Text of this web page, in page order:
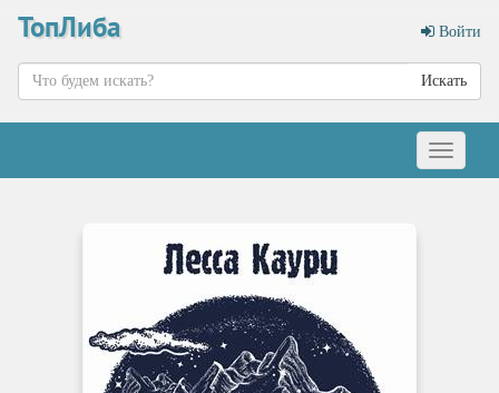
ТопЛиба Войти
Искать
Меню